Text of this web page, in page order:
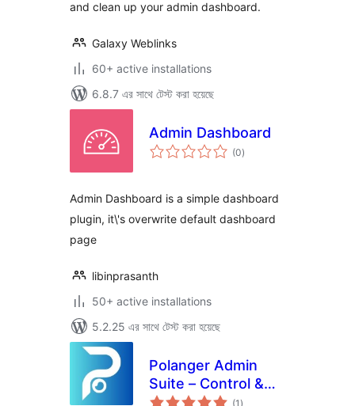
and clean up your admin dashboard.
Galaxy Weblinks
60+ active installations
6.8.7 এর সাথে টেস্ট করা হয়েছে
Admin Dashboard
(0total
ratings
)
Admin Dashboard is a simple dashboard
plugin, it\'s overwrite default dashboard
page
libinprasanth
50+ active installations
5.2.25 এর সাথে টেস্ট করা হয়েছে
Polanger Admin
Suite – Control &
Customize
(1 total
)